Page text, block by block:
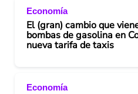
Economía
El (gran) cambio que
bombas de gasolina en
nueva tarifa de taxis
Economía